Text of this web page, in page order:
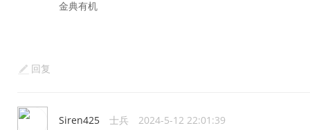
金典有机
回复
Siren425 士兵 2024-5-12 22:01:39